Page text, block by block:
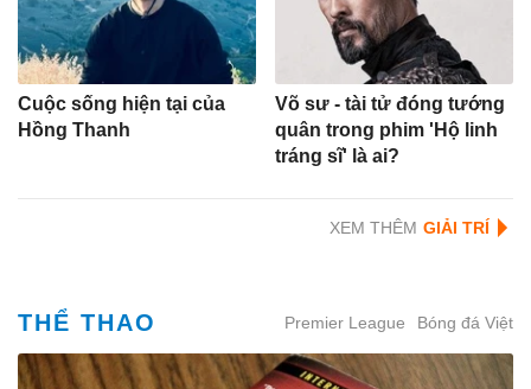
Cuộc sống hiện tại của
Hồng Thanh
Võ sư - tài tử đóng tướng
quân trong phim 'Hộ linh
tráng sĩ' là ai?
XEM THÊM
THỂ THAO Premier League Bóng đá Việt